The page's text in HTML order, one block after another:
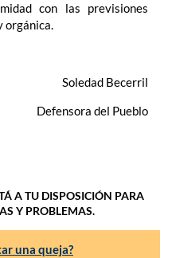
con las previsiones
orgánica.
Soledad Becerril
Defensora del Pueblo
A TU DISPOSICIÓN PARA
Y PROBLEMAS.
una queja?